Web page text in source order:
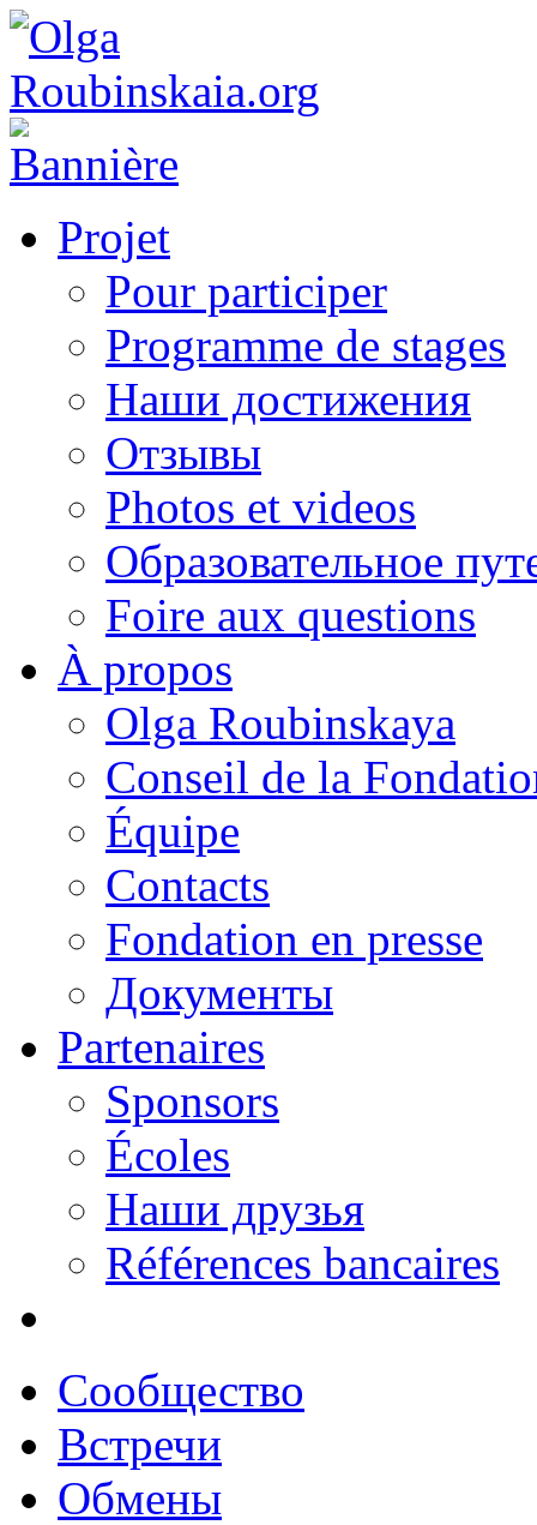
Projet
Pour participer
Programme de stages
Наши достижения
Отзывы
Photos et videos
Образовательное
Foire aux questions
À propos
Olga Roubinskaya
Conseil de la
Équipe
Contacts
Fondation en presse
Документы
Partenaires
Sponsors
Écoles
Наши друзья
Références bancaires
Сообщество
Встречи
Обмены